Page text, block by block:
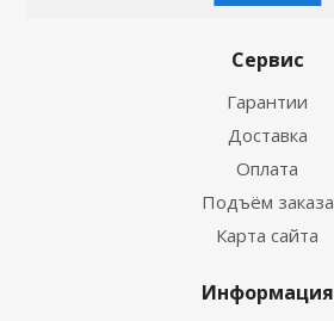
Сервис
Гарантии
Доставка
Оплата
Подъём заказа
Карта сайта
Информация